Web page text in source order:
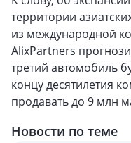
территории
из международной
AlixPartners
третий автомобиль
концу десятилетия
продавать до 9 млн
Новости по теме